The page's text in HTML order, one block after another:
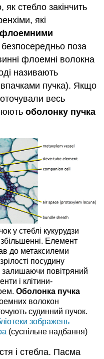
як стебло закінчить
які
поза
флоемні волокна
називають
пучка). Якщо
весь
оболонку пучка
у стеблі кукурудзи
Елемент
до метаксилеми
посудину
залишаючи повітряний
і клітини-
Оболонка пучка
волокон
судинний пучок.
зображень
(суспільне надбання)
і стебла. Пасма